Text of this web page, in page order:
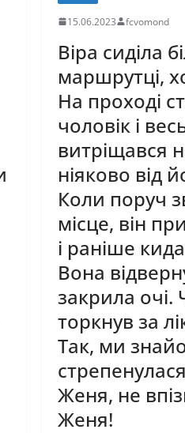
15.06.2023 fcvomond
Віра сиділа
маршрутці,
На проході
чоловік і
витріщався
ніяково від
Коли поруч
місце, він
і раніше
Вона
закрила очі.
торкнув за
Так, ми
Женя, не
Женя!